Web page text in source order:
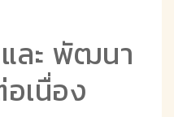
ละ พัฒนา
เนื่อง